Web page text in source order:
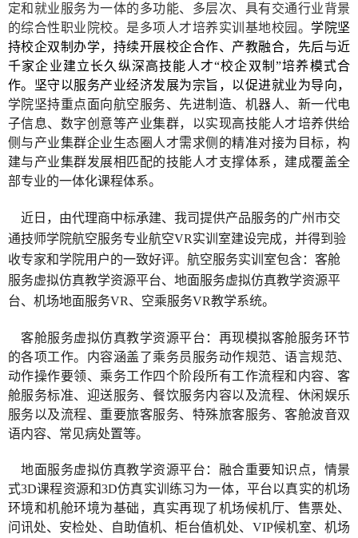
定和就业服务为一体的多功能、多层次、具有交通行业背景
的综合性职业院校。 是多项人才培养实训基地校园。 学院坚
持校企双制办学，持续开展校企合作、产教融合，先后与近
千家企业建立长久纵深高技能人才“校企双制”培养模式合
作。坚守以服务产业经济发展为宗旨，以促进就业为导向，
学院坚持重点面向航空服务、先进制造、机器人、新一代电
子信息、数字创意等产业集群，以实现高技能人才培养供给
侧与产业集群企业生态圈人才需求侧的精准对接为目标，构
建与产业集群发展相匹配的技能人才支撑体系，建成覆盖全
部专业的一体化课程体系。
近日，由代理商中标承建、我司提供产品服务的广州市交
通技师学院航空服务专业航空VR实训室建设完成，并得到验
收专家和学院用户的一致好评。航空服务实训室包含：客舱
服务虚拟仿真教学资源平台、地面服务虚拟仿真教学资源平
台、机场地面服务VR、空乘服务VR教学系统。
客舱服务虚拟仿真教学资源平台：再现模拟客舱服务环节
的各项工作。内容涵盖了乘务员服务动作规范、语言规范、
动作操作要领、乘务工作四个阶段所有工作流程和内容、客
舱服务标准、迎送服务、餐饮服务内容以及流程、休闲娱乐
服务以及流程、重要旅客服务、特殊旅客服务、客舱波音双
语内容、常见病处置等。
地面服务虚拟仿真教学资源平台：融合重要知识点，情景
式3D课程资源和3D仿真实训练习为一体，平台以真实的机场
环境和机舱环境为基础，真实再现了机场候机厅、售票处、
问讯处、安检处、自助值机、柜台值机处、VIP候机室、机场